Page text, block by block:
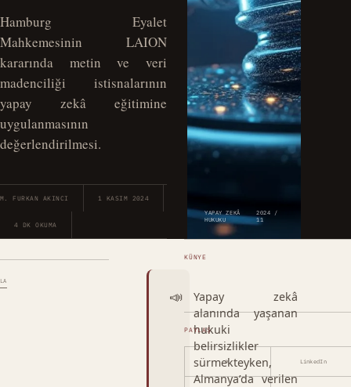
Hamburg Eyalet
Mahkemesinin LAION
kararında metin ve veri
madenciliği istisnalarının
yapay zekâ eğitimine
uygulanmasının
değerlendirilmesi.
M. FURKAN AKINCI 1 KASIM 2024
4 DK OKUMA
YAPAY ZEKÂ
HUKUKU
2024 /
11
📣
Yapay zekâ
alanında yaşanan
hukuki
belirsizlikler
sürmekteyken,
Almanya’da verilen
KÜNYE
PAYLAŞ
X LinkedIn